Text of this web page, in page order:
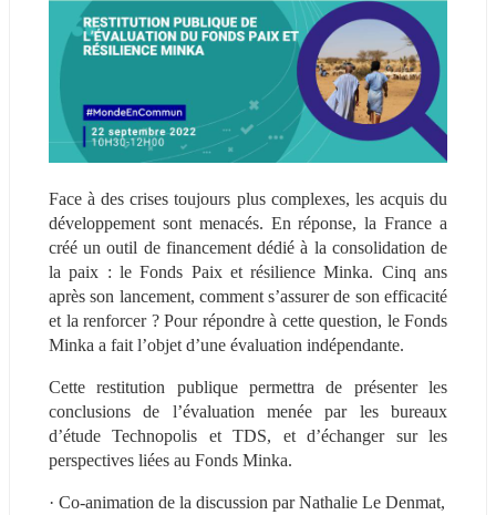
Face à des crises toujours plus complexes, les acquis du
développement sont menacés. En réponse, la France a
créé un outil de financement dédié à la consolidation de
la paix : le Fonds Paix et résilience Minka. Cinq ans
après son lancement, comment s’assurer de son efficacité
et la renforcer ? Pour répondre à cette question, le Fonds
Minka a fait l’objet d’une évaluation indépendante.
Cette restitution publique permettra de présenter les
conclusions de l’évaluation menée par les bureaux
d’étude Technopolis et TDS, et d’échanger sur les
perspectives liées au Fonds Minka.
· Co-animation de la discussion par Nathalie Le Denmat,